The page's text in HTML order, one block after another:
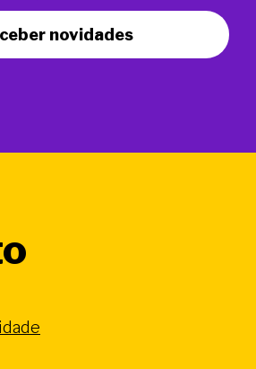
novidades